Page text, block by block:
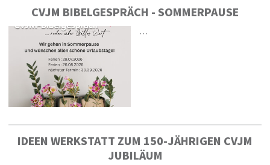
CVJM BIBELGESPRÄCH - SOMMERPAUSE
…
IDEEN WERKSTATT ZUM 150-JÄHRIGEN CVJM
JUBILÄUM